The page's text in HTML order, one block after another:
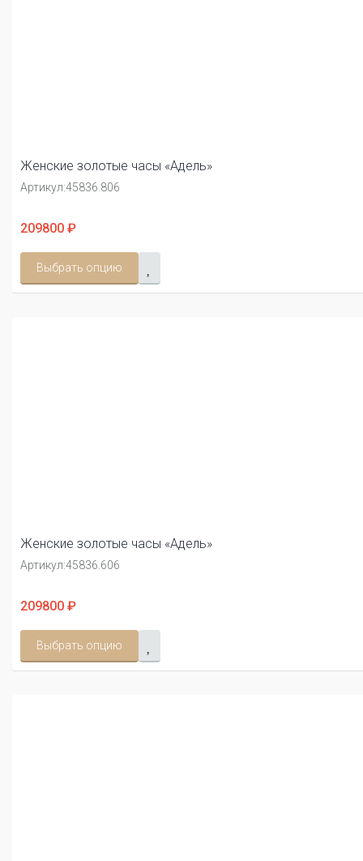
Женские золотые часы «Адель»
Артикул:45836.806
209800 ₽
Выбрать опцию
Женские золотые часы «Адель»
Артикул:45836.606
209800 ₽
Выбрать опцию